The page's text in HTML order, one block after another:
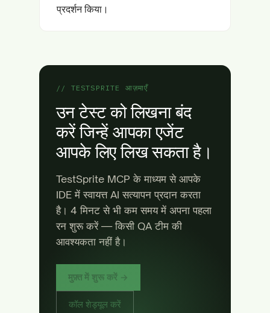
प्रदर्शन किया।
// TESTSPRITE आज़माएँ
उन टेस्ट को लिखना बंद
करें जिन्हें आपका एजेंट
आपके लिए लिख सकता है।
TestSprite MCP के माध्यम से आपके
IDE में स्वायत्त AI सत्यापन प्रदान करता
है। 4 मिनट से भी कम समय में अपना पहला
रन शुरू करें — किसी QA टीम की
आवश्यकता नहीं है।
मुफ़्त में शुरू करें →
कॉल शेड्यूल करें